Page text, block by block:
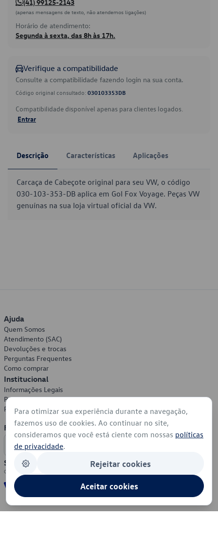
(41) 99125-2143
(apenas mensagens de texto, não atendemos ligações)
Horário de atendimento:
Segunda à sexta, das 8h às 17h.
Verifique a compatibilidade
Consulte a compatibilidade fazendo login na sua conta.
Código original consultado: 030103353DB
Compatibilidade disponível apenas para clientes logados.
Entrar
Descrição Características Aplicações
Carcaça de Cabeçote original para seu VW, o código
030-103-353-DB aplica em Gol Fox Voyage. Peças VW
genuínas na sua loja virtual oficial da VW.
Ajuda
Quem Somos
Atendimento (SAC)
Devoluções e trocas
Perguntas Frequentes
Como comprar
Institucional
Informações Legais
Política de Privacidade
Política de Cookies
Formas de Pagamento
Segurança
Para otimizar sua experiência durante a navegação,
fazemos uso de cookies. Ao continuar no site,
consideramos que você está ciente com nossas políticas
de privacidade.
Rejeitar cookies
Aceitar cookies